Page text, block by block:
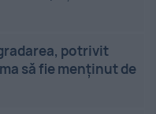
potrivit
să fie menținut de